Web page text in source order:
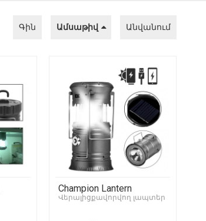
Անվանում
Գին Ամսաթիվ
Champion Lantern
Վերալիցքավորվող լապտեր